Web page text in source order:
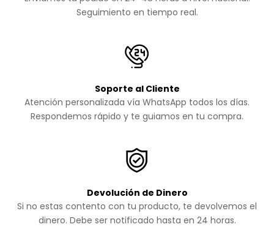
Seguimiento en tiempo real.
Soporte al Cliente
Atención personalizada vía WhatsApp todos los días.
Respondemos rápido y te guiamos en tu compra.
Devolución de Dinero
Si no estas contento con tu producto, te devolvemos el
dinero. Debe ser notificado hasta en 24 horas.